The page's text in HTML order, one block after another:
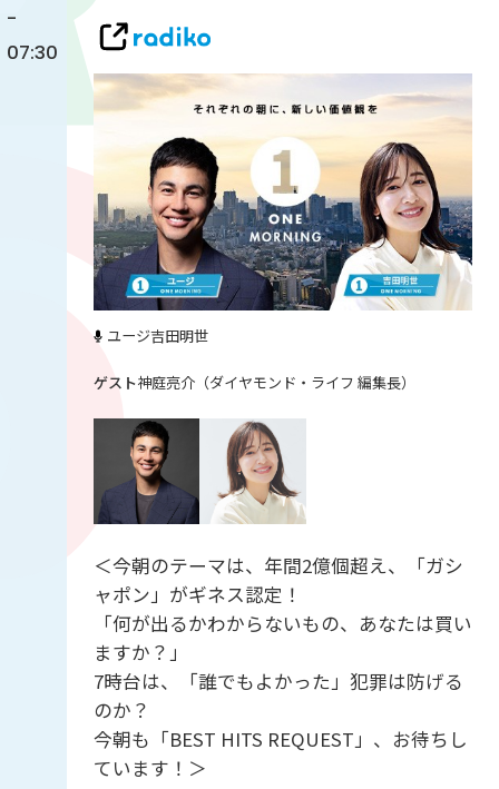
-
07:30
ユージ吉田明世
神庭亮介（ダイヤモンド・ライフ 編集長）
＜今朝のテーマは、年間2億個超え、「ガシ
ャポン」がギネス認定！
「何が出るかわからないもの、あなたは買い
ますか？」
7時台は、「誰でもよかった」犯罪は防げる
のか？
今朝も「BEST HITS REQUEST」、お待ちし
ています！＞